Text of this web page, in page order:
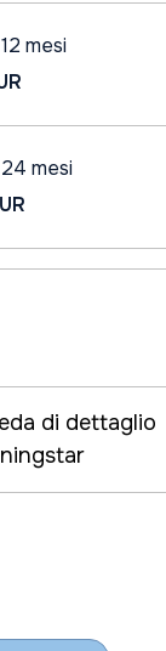
mesi
mesi
di dettaglio